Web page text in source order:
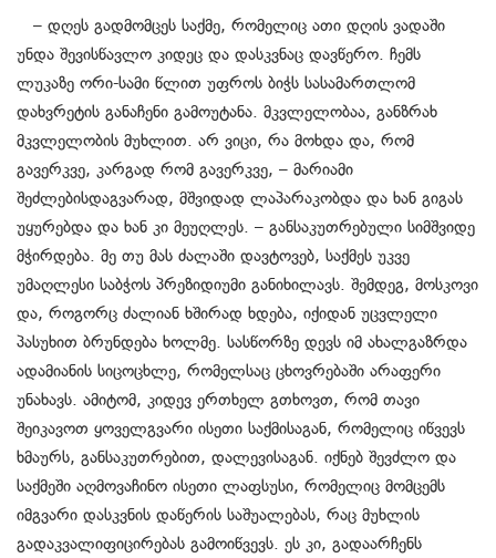
– დღეს გადმომცეს საქმე, რომელიც ათი დღის ვადაში
უნდა შევისწავლო კიდეც და დასკვნაც დავწერო. ჩემს
ლუკაზე ორი-სამი წლით უფროს ბიჭს სასამართლომ
დახვრეტის განაჩენი გამოუტანა. მკვლელობაა, განზრახ
მკვლელობის მუხლით. არ ვიცი, რა მოხდა და, რომ
გავერკვე, კარგად რომ გავერკვე, – მარიამი
შეძლებისდაგვარად, მშვიდად ლაპარაკობდა და ხან გიგას
უყურებდა და ხან კი მეუღლეს. – განსაკუთრებული სიმშვიდე
მჭირდება. მე თუ მას ძალაში დავტოვებ, საქმეს უკვე
უმაღლესი საბჭოს პრეზიდიუმი განიხილავს. შემდეგ, მოსკოვი
და, როგორც ძალიან ხშირად ხდება, იქიდან უცვლელი
პასუხით ბრუნდება ხოლმე. სასწორზე დევს იმ ახალგაზრდა
ადამიანის სიცოცხლე, რომელსაც ცხოვრებაში არაფერი
უნახავს. ამიტომ, კიდევ ერთხელ გთხოვთ, რომ თავი
შეიკავოთ ყოველგვარი ისეთი საქმისაგან, რომელიც იწვევს
ხმაურს, განსაკუთრებით, დალევისაგან. იქნებ შევძლო და
საქმეში აღმოვაჩინო ისეთი ლაფსუსი, რომელიც მომცემს
იმგვარი დასკვნის დაწერის საშუალებას, რაც მუხლის
გადაკვალიფიცირებას გამოიწვევს. ეს კი, გადაარჩენს